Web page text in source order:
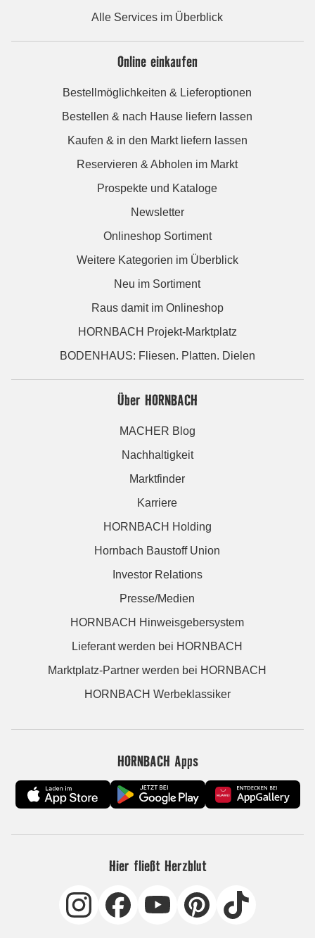
Alle Services im Überblick
Online einkaufen
Bestellmöglichkeiten & Lieferoptionen
Bestellen & nach Hause liefern lassen
Kaufen & in den Markt liefern lassen
Reservieren & Abholen im Markt
Prospekte und Kataloge
Newsletter
Onlineshop Sortiment
Weitere Kategorien im Überblick
Neu im Sortiment
Raus damit im Onlineshop
HORNBACH Projekt-Marktplatz
BODENHAUS: Fliesen. Platten. Dielen
Über HORNBACH
MACHER Blog
Nachhaltigkeit
Marktfinder
Karriere
HORNBACH Holding
Hornbach Baustoff Union
Investor Relations
Presse/Medien
HORNBACH Hinweisgebersystem
Lieferant werden bei HORNBACH
Marktplatz-Partner werden bei HORNBACH
HORNBACH Werbeklassiker
HORNBACH Apps
Hier fließt Herzblut